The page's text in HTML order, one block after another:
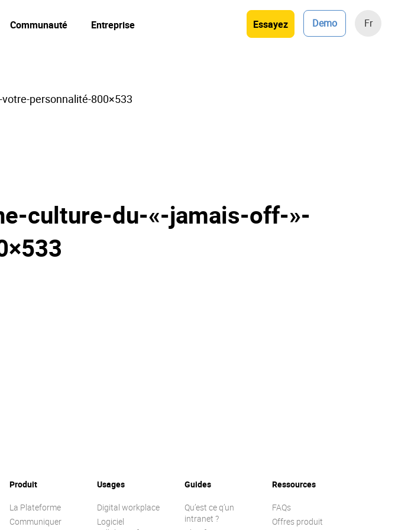
Essayez Demo Fr
Communauté Entreprise
personnalité-800×533
culture-du-«-jamais-off-»-
Produit
La Plateforme
Communiquer
Usages
Digital workplace
Logiciel
Guides
Qu’est ce q’un
intranet ?
Ressources
FAQs
Offres produit